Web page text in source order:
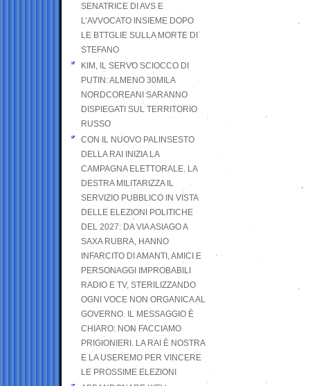
SENATRICE DI AVS E
L’AVVOCATO INSIEME DOPO
LE BTTGLIE SULLA MORTE DI
STEFANO
KIM, IL SERVO SCIOCCO DI
PUTIN: ALMENO 30MILA
NORDCOREANI SARANNO
DISPIEGATI SUL TERRITORIO
RUSSO
CON IL NUOVO PALINSESTO
DELLA RAI INIZIA LA
CAMPAGNA ELETTORALE. LA
DESTRA MILITARIZZA IL
SERVIZIO PUBBLICO IN VISTA
DELLE ELEZIONI POLITICHE
DEL 2027: DA VIA ASIAGO A
SAXA RUBRA, HANNO
INFARCITO DI AMANTI, AMICI E
PERSONAGGI IMPROBABILI
RADIO E TV, STERILIZZANDO
OGNI VOCE NON ORGANICA AL
GOVERNO. IL MESSAGGIO È
CHIARO: NON FACCIAMO
PRIGIONIERI. LA RAI È NOSTRA
E LA USEREMO PER VINCERE
LE PROSSIME ELEZIONI